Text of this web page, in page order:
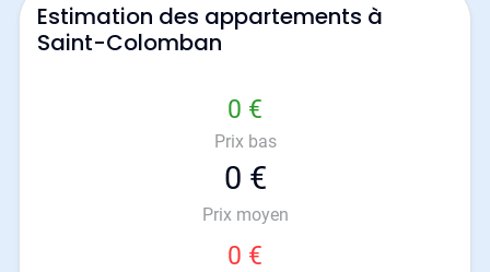
Estimation des appartements à
Saint-Colomban
0 €
Prix bas
0 €
Prix moyen
0 €